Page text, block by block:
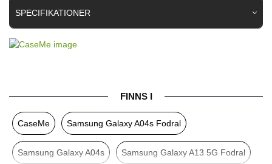
SPECIFIKATIONER
Egenskaper Kortfack, Stativfunktion
Färg
Material Konstläder, Mjukplast (TPU)
FINNS I
CaseMe Samsung Galaxy A04s Fodral
Samsung Galaxy A04s Samsung Galaxy A13 5G Fodral